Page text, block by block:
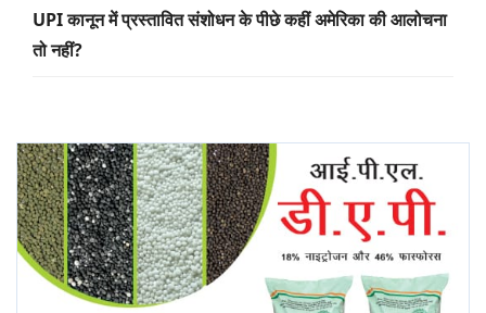
UPI कानून में प्रस्तावित संशोधन के पीछे कहीं अमेरिका की आलोचना
तो नहीं?